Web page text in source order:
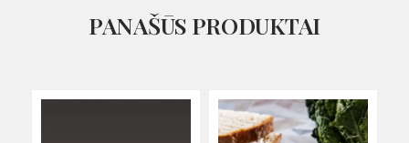
PANAŠŪS PRODUKTAI